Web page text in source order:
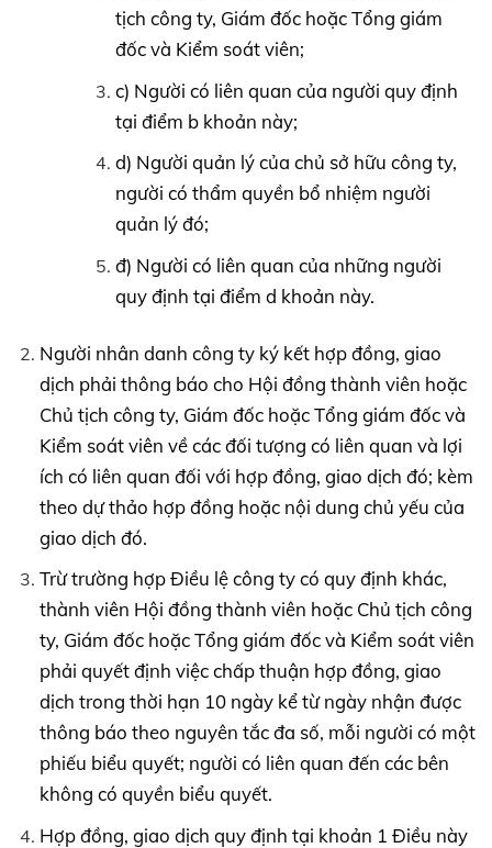
tịch công ty, Giám đốc hoặc Tổng giám
đốc và Kiểm soát viên;
c) Người có liên quan của người quy định
tại điểm b khoản này;
d) Người quản lý của chủ sở hữu công ty,
người có thẩm quyền bổ nhiệm người
quản lý đó;
đ) Người có liên quan của những người
quy định tại điểm d khoản này.
Người nhân danh công ty ký kết hợp đồng, giao
dịch phải thông báo cho Hội đồng thành viên hoặc
Chủ tịch công ty, Giám đốc hoặc Tổng giám đốc và
Kiểm soát viên về các đối tượng có liên quan và lợi
ích có liên quan đối với hợp đồng, giao dịch đó; kèm
theo dự thảo hợp đồng hoặc nội dung chủ yếu của
giao dịch đó.
Trừ trường hợp Điều lệ công ty có quy định khác,
thành viên Hội đồng thành viên hoặc Chủ tịch công
ty, Giám đốc hoặc Tổng giám đốc và Kiểm soát viên
phải quyết định việc chấp thuận hợp đồng, giao
dịch trong thời hạn 10 ngày kể từ ngày nhận được
thông báo theo nguyên tắc đa số, mỗi người có một
phiếu biểu quyết; người có liên quan đến các bên
không có quyền biểu quyết.
Hợp đồng, giao dịch quy định tại khoản 1 Điều này